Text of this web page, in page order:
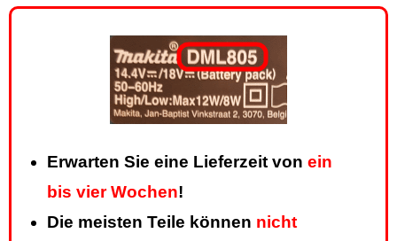
Erwarten Sie eine Lieferzeit von ein
bis vier Wochen!
Die meisten Teile können nicht